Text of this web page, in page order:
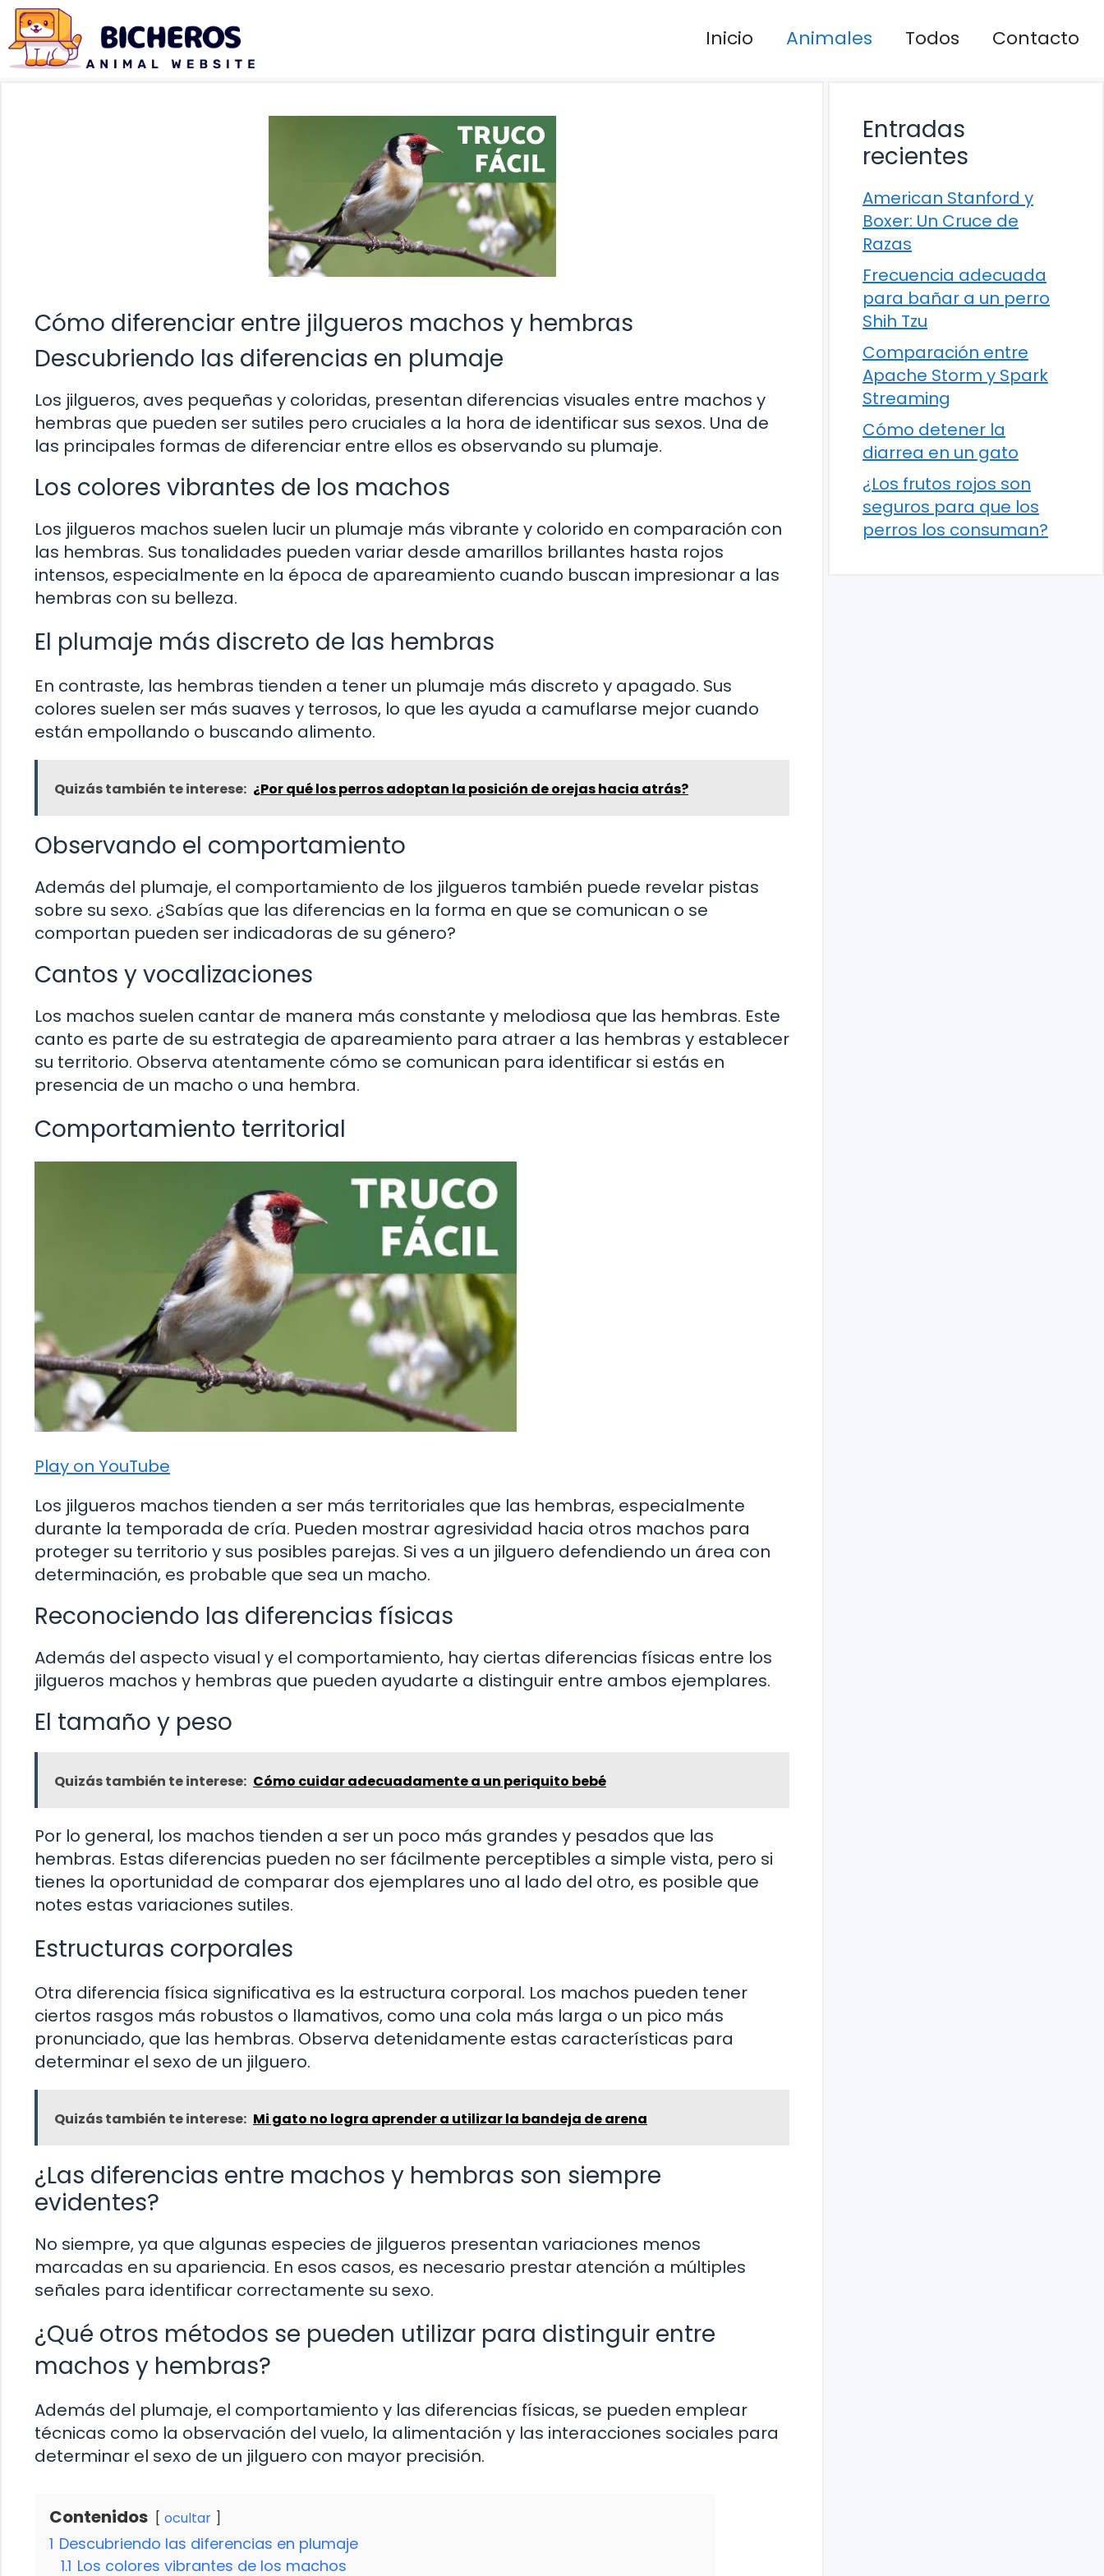
Saltar
contenido
Inicio Animales Todos Contacto
Cómo diferenciar entre jilgueros machos y hembras
Descubriendo las diferencias en plumaje
Los jilgueros, aves pequeñas y coloridas, presentan diferencias visuales entre machos y
hembras que pueden ser sutiles pero cruciales a la hora de identificar sus sexos. Una de
las principales formas de diferenciar entre ellos es observando su plumaje.
Los colores vibrantes de los machos
Los jilgueros machos suelen lucir un plumaje más vibrante y colorido en comparación con
las hembras. Sus tonalidades pueden variar desde amarillos brillantes hasta rojos
intensos, especialmente en la época de apareamiento cuando buscan impresionar a las
hembras con su belleza.
El plumaje más discreto de las hembras
En contraste, las hembras tienden a tener un plumaje más discreto y apagado. Sus
colores suelen ser más suaves y terrosos, lo que les ayuda a camuflarse mejor cuando
están empollando o buscando alimento.
Quizás también te interese: ¿Por qué los perros adoptan la posición de orejas hacia atrás?
Observando el comportamiento
Además del plumaje, el comportamiento de los jilgueros también puede revelar pistas
sobre su sexo. ¿Sabías que las diferencias en la forma en que se comunican o se
comportan pueden ser indicadoras de su género?
Cantos y vocalizaciones
Los machos suelen cantar de manera más constante y melodiosa que las hembras. Este
canto es parte de su estrategia de apareamiento para atraer a las hembras y establecer
su territorio. Observa atentamente cómo se comunican para identificar si estás en
presencia de un macho o una hembra.
Comportamiento territorial
Play on YouTube
Los jilgueros machos tienden a ser más territoriales que las hembras, especialmente
durante la temporada de cría. Pueden mostrar agresividad hacia otros machos para
proteger su territorio y sus posibles parejas. Si ves a un jilguero defendiendo un área con
determinación, es probable que sea un macho.
Reconociendo las diferencias físicas
Además del aspecto visual y el comportamiento, hay ciertas diferencias físicas entre los
jilgueros machos y hembras que pueden ayudarte a distinguir entre ambos ejemplares.
El tamaño y peso
Quizás también te interese: Cómo cuidar adecuadamente a un periquito bebé
Por lo general, los machos tienden a ser un poco más grandes y pesados que las
hembras. Estas diferencias pueden no ser fácilmente perceptibles a simple vista, pero si
tienes la oportunidad de comparar dos ejemplares uno al lado del otro, es posible que
notes estas variaciones sutiles.
Estructuras corporales
Otra diferencia física significativa es la estructura corporal. Los machos pueden tener
ciertos rasgos más robustos o llamativos, como una cola más larga o un pico más
pronunciado, que las hembras. Observa detenidamente estas características para
determinar el sexo de un jilguero.
Quizás también te interese: Mi gato no logra aprender a utilizar la bandeja de arena
¿Las diferencias entre machos y hembras son siempre
evidentes?
No siempre, ya que algunas especies de jilgueros presentan variaciones menos
marcadas en su apariencia. En esos casos, es necesario prestar atención a múltiples
señales para identificar correctamente su sexo.
¿Qué otros métodos se pueden utilizar para distinguir entre
machos y hembras?
Además del plumaje, el comportamiento y las diferencias físicas, se pueden emplear
técnicas como la observación del vuelo, la alimentación y las interacciones sociales para
determinar el sexo de un jilguero con mayor precisión.
Contenidos ocultar
1 Descubriendo las diferencias en plumaje
1.1 Los colores vibrantes de los machos
Entradas
recientes
American Stanford y
Boxer: Un Cruce de
Razas
Frecuencia adecuada
para bañar a un perro
Shih Tzu
Comparación entre
Apache Storm y Spark
Streaming
Cómo detener la
diarrea en un gato
¿Los frutos rojos son
seguros para que los
perros los consuman?